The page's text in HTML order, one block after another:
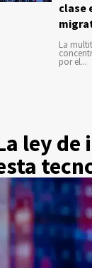
clase
La
por el...
ley